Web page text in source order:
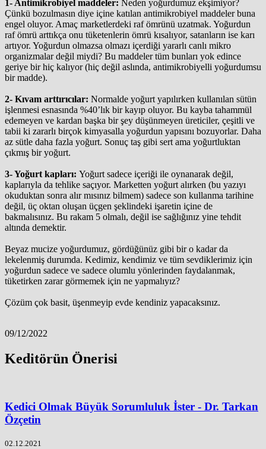
1- Antimikrobiyel maddeler: Neden yoğurdumuz ekşimiyor?
Çünkü bozulmasın diye içine katılan antimikrobiyel maddeler buna
engel oluyor. Amaç marketlerdeki raf ömrünü uzatmak. Yoğurdun
raf ömrü arttıkça onu tüketenlerin ömrü kısalıyor, satanların ise karı
artıyor. Yoğurdun olmazsa olmazı içerdiği yararlı canlı mikro
organizmalar değil miydi? Bu maddeler tüm bunları yok edince
geriye bir hiç kalıyor (hiç değil aslında, antimikrobiyelli yoğurdumsu
bir madde).
2- Kıvam arttırıcılar: Normalde yoğurt yapılırken kullanılan sütün
işlenmesi esnasında %40’lık bir kayıp oluyor. Bu kayba tahammül
edemeyen ve kardan başka bir şey düşünmeyen üreticiler, çeşitli ve
tabii ki zararlı birçok kimyasalla yoğurdun yapısını bozuyorlar. Daha
az sütle daha fazla yoğurt. Sonuç taş gibi sert ama yoğurtluktan
çıkmış bir yoğurt.
3- Yoğurt kapları: Yoğurt sadece içeriği ile oynanarak değil,
kaplarıyla da tehlike saçıyor. Marketten yoğurt alırken (bu yazıyı
okuduktan sonra alır mısınız bilmem) sadece son kullanma tarihine
değil, üç oktan oluşan üçgen şeklindeki işaretin içine de
bakmalısınız. Bu rakam 5 olmalı, değil ise sağlığınız yine tehdit
altında demektir.
Beyaz mucize yoğurdumuz, gördüğünüz gibi bir o kadar da
lekelenmiş durumda. Kedimiz, kendimiz ve tüm sevdiklerimiz için
yoğurdun sadece ve sadece olumlu yönlerinden faydalanmak,
tüketirken zarar görmemek için ne yapmalıyız?
Çözüm çok basit, üşenmeyip evde kendiniz yapacaksınız.
09/12/2022
Keditörün Önerisi
Kedici Olmak Büyük Sorumluluk İster - Dr. Tarkan
Özçetin
02.12.2021